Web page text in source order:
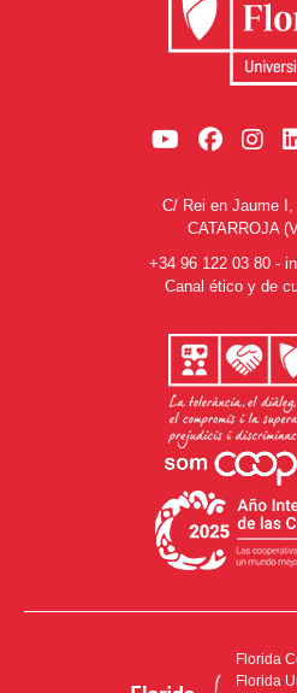
C/ Rei en Jaume I,
CATARROJA
+34 96 122 03 80 -
Canal ético y de
Florida
Florida